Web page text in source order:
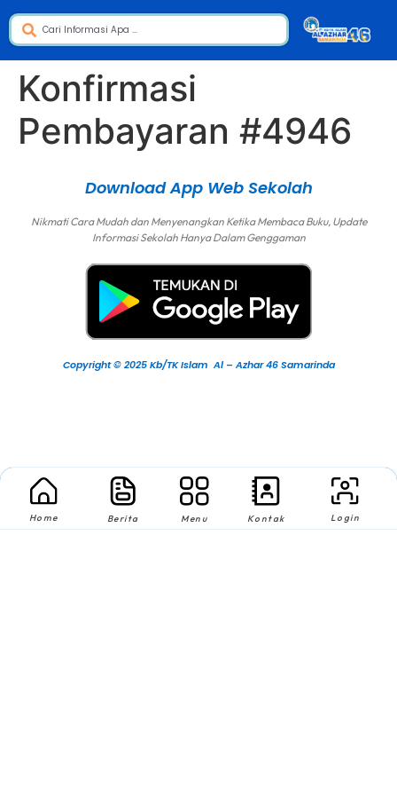
Konfirmasi
Pembayaran #4946
Download App Web Sekolah
Nikmati Cara Mudah dan Menyenangkan Ketika Membaca Buku, Update
Informasi Sekolah Hanya Dalam Genggaman
Copyright © 2025 Kb/TK Islam Al – Azhar 46 Samarinda
Home Berita Menu Kontak Login